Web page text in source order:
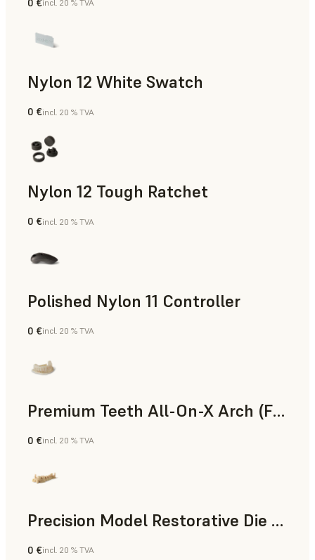
Poudre SLS
incl. 20 % TVA
Nylon 12 White Swatch
Poudre SLS
0 €incl. 20 % TVA
Nylon 12 Tough Ratchet
Poudre SLS
0 €incl. 20 % TVA
Polished Nylon 11 Controller
Poudre SLS
0 €incl. 20 % TVA
Premium Teeth All-On-X Arch (Form 4)
Dentaire
0 €incl. 20 % TVA
Precision Model Restorative Die Model
Dentaire
0 €incl. 20 % TVA